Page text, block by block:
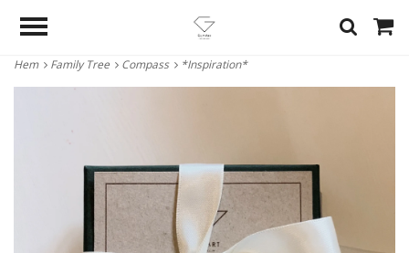
Hem Family Tree Compass *Inspiration*